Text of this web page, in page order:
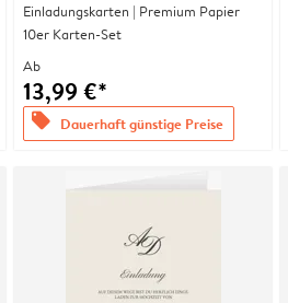
Einladungskarten | Premium Papier
10er Karten-Set
Ab
13,99 €*
offers Dauerhaft günstige Preise